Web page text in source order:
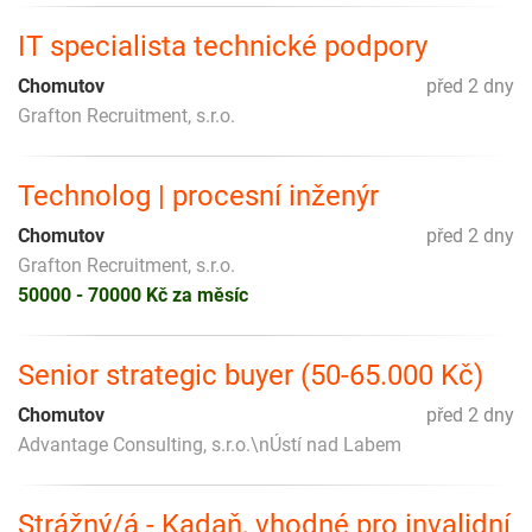
IT specialista technické podpory
před 2 dny
Chomutov
Grafton Recruitment, s.r.o.
Technolog | procesní inženýr
před 2 dny
Chomutov
Grafton Recruitment, s.r.o.
50000 - 70000 Kč za měsíc
Senior strategic buyer (50-65.000 Kč)
před 2 dny
Chomutov
Advantage Consulting, s.r.o.\nÚstí nad Labem